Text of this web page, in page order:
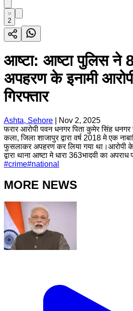
2
आष्टा: आष्टा पुलिस ने
अपहरण के इनामी
गिरफ्तार
Ashta, Sehore
Nov 2, 2025
फरार आरोपी पवन धनगर पिता कुमेर सिंह धनगर
कला, जिला शाजापुर द्वारा वर्ष 2018 मे एक
फुसलाकर अपहरण कर लिया गया था।आरोपी के
द्वारा थाना आष्टा मे धारा 363भादवी का अपराध
#crime#national
MORE NEWS